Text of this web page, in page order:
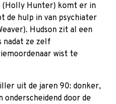
(Holly Hunter) komt er in
de hulp in van psychiater
Hudson zit al een
nadat ze zelf
wist te
uit de jaren 90: donker,
onderscheidend door de